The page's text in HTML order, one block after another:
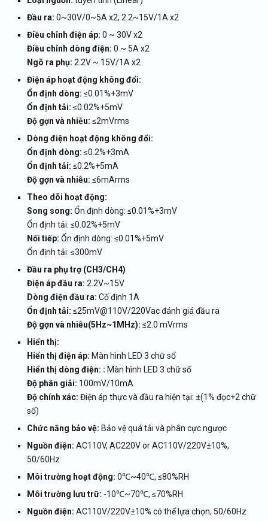
Đầu ra: 0~30V/0~5A x2; 2.2~15V/1A x2
Điều chỉnh điện áp: 0 ~ 30V x2
Điều chỉnh dòng điện: 0 ~ 5A x2
Ngõ ra phụ: 2.2V ~ 15V/1A x2
Điện áp hoạt động không đổi:
Ổn định dòng: ≤0.01%+3mV
Ổn định tải: ≤0.02%+5mV
Độ gợn và nhiễu: ≤2mVrms
Dòng điện hoạt động không đổi:
Ổn định dòng: ≤0.2%+3mA
Ổn định tải: ≤0.2%+5mA
Độ gợn và nhiễu: ≤6mArms
Theo dõi hoạt động:
Song song: Ổn định dòng: ≤0.01%+3mV
Ổn định tải: ≤0.02%+5mV
Nối tiếp: Ổn định dòng: ≤0.01%+5mV
Ổn định tải: ≤300mV
Đầu ra phụ trợ (CH3/CH4)
Điện áp đầu ra: 2.2V~15V
Dòng điện đầu ra: Cố định 1A
Ổn định tải: ≤25mV@110V/220Vac đánh giá đầu ra
Độ gợn và nhiễu(5Hz~1MHz): ≤2.0 mVrms
Hiển thị:
Hiển thị điện áp: Màn hình LED 3 chữ số
Hiển thị dòng điện: : Màn hình LED 3 chữ số
Độ phân giải: 100mV/10mA
Độ chính xác: Điện áp thực và đầu ra hiện tại: ±(1% đọc+2 chữ
số)
Chức năng bảo vệ: Bảo vệ quá tải và phân cực ngược
Nguồn điện: AC110V, AC220V or AC110V/220V±10%,
50/60Hz
Môi trường hoạt động: 0℃~40℃, ≤80%RH
Môi trường lưu trữ: -10℃~70℃, ≤70%RH
Nguồn điện: AC110V/220V±10% có thể lựa chọn, 50/60Hz